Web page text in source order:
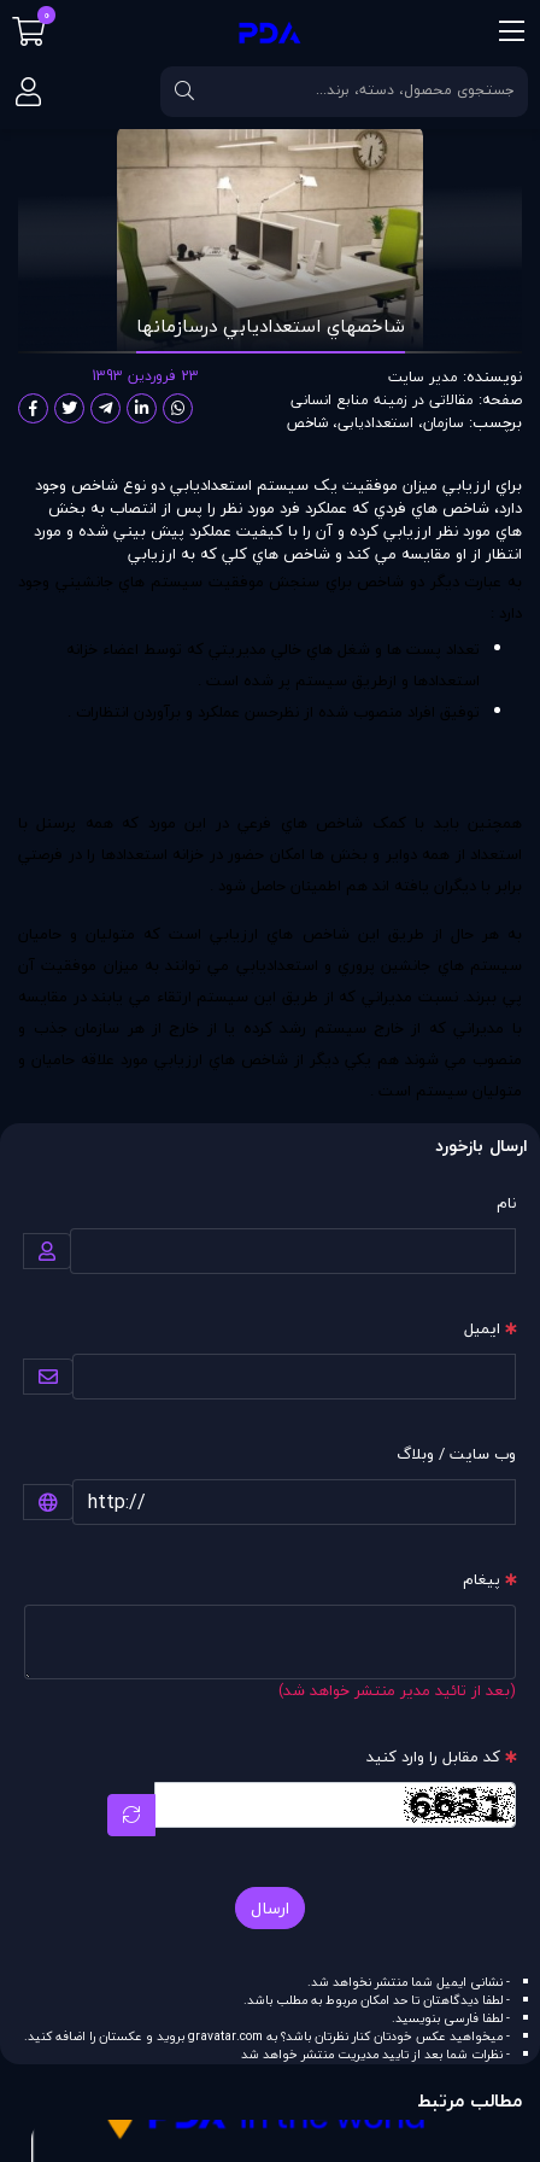
صفحه اصلی مقالات شاخصهاي استعداديابي درسازمانها
شاخصهاي استعداديابي درسازمانها
نویسنده: مدير سايت
صفحه: مقالاتی در زمينه منابع انسانی
برچسب: سازمان، استعدادیابی، شاخص
23 فروردین 1393
براي ارزيابي ميزان موفقيت يک سيستم استعداديابي دو نوع شاخص وجود
دارد، شاخص هاي فردي که عملکرد فرد مورد نظر را پس از انتصاب به بخش
هاي مورد نظر ارزيابي کرده و آن را با کيفيت عملکرد پيش بيني شده و مورد
انتظار از او مقايسه مي کند و شاخص هاي کلي که به ارزيابي
به عبارت ديگر دو شاخص براي سنجش موفقيت سيستم هاي جانشيني وجود
دارد :
تعداد پست ها و شغل هاي خالي مديريتي که توسط اعضاء خزانه
استعدادها و ازطريق سيستم پر شده است .
توفيق افراد منصوب شده از نظرحسن عملکرد و برآوردن انتظارات .
همچنين بايد با کمک شاخص هاي فرعي در اين مورد که همه پرسنل با
استعداد از همه دواير و بخش ها امکان حضور در خزانه استعدادها را در فرصتي
برابر با ديگران يافته اند هم اطمينان حاصل شود .
به هر حال از طريق اين شاخص هاي ارزيابي است که متوليان و حاميان
سيستم هاي جانشين پروري و استعداديابي مي توانند به ميزان موفقيت آن
پي ببرند. نسبت مديراني که از طريق اين سيستم ارتقاء مي يابند در مقايسه
با مديراني که از خارج سيستم رشد کرده يا از خارج از هر سازمان جذب و
منصوب مي شوند هم يکي ديگر از شاخص هاي ارزيابي مورد علاقه حاميان و
متوليان سيستم است .
ارسال بازخورد
نام
ایمیل
وب سایت / وبلاگ
پیغام
(بعد از تائید مدیر منتشر خواهد شد)
کد مقابل را وارد کنید
ارسال
- نشانی ایمیل شما منتشر نخواهد شد.
- لطفا دیدگاهتان تا حد امکان مربوط به مطلب باشد.
- لطفا فارسی بنویسید.
- میخواهید عکس خودتان کنار نظرتان باشد؟ به gravatar.comبروید و عکستان را اضافه کنید.
- نظرات شما بعد از تایید مدیریت منتشر خواهد شد
مطالب مرتبط
0